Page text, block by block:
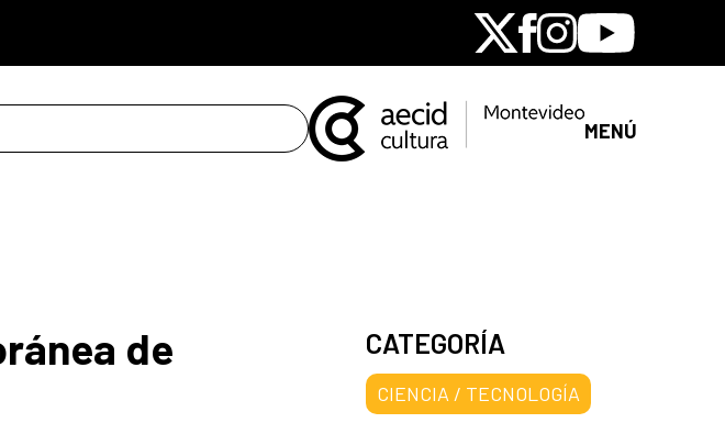
X Facebook
Instagram
Youtube
MENÚ
de
CATEGORÍA
CIENCIA / TECNOLOGÍA